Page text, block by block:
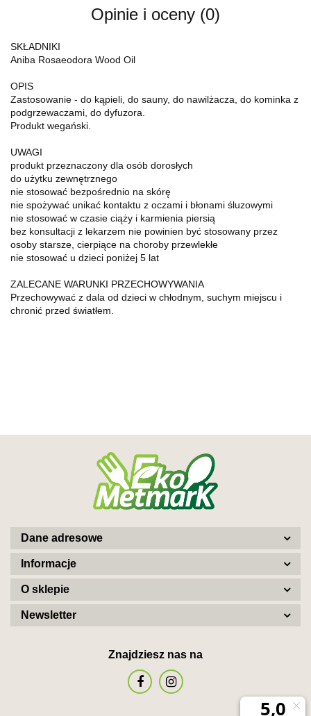
Opinie i oceny (0)
SKŁADNIKI
Aniba Rosaeodora Wood Oil
OPIS
Zastosowanie - do kąpieli, do sauny, do nawilżacza, do kominka z
podgrzewaczami, do dyfuzora.
Produkt wegański.
UWAGI
produkt przeznaczony dla osób dorosłych
do użytku zewnętrznego
nie stosować bezpośrednio na skórę
nie spożywać unikać kontaktu z oczami i błonami śluzowymi
nie stosować w czasie ciąży i karmienia piersią
bez konsultacji z lekarzem nie powinien być stosowany przez
osoby starsze, cierpiące na choroby przewlekłe
nie stosować u dzieci poniżej 5 lat
ZALECANE WARUNKI PRZECHOWYWANIA
Przechowywać z dala od dzieci w chłodnym, suchym miejscu i
chronić przed światłem.
Dane adresowe
Informacje
O sklepie
Newsletter
Znajdziesz nas na